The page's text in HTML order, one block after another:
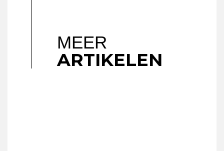
MEER
ARTIKELEN